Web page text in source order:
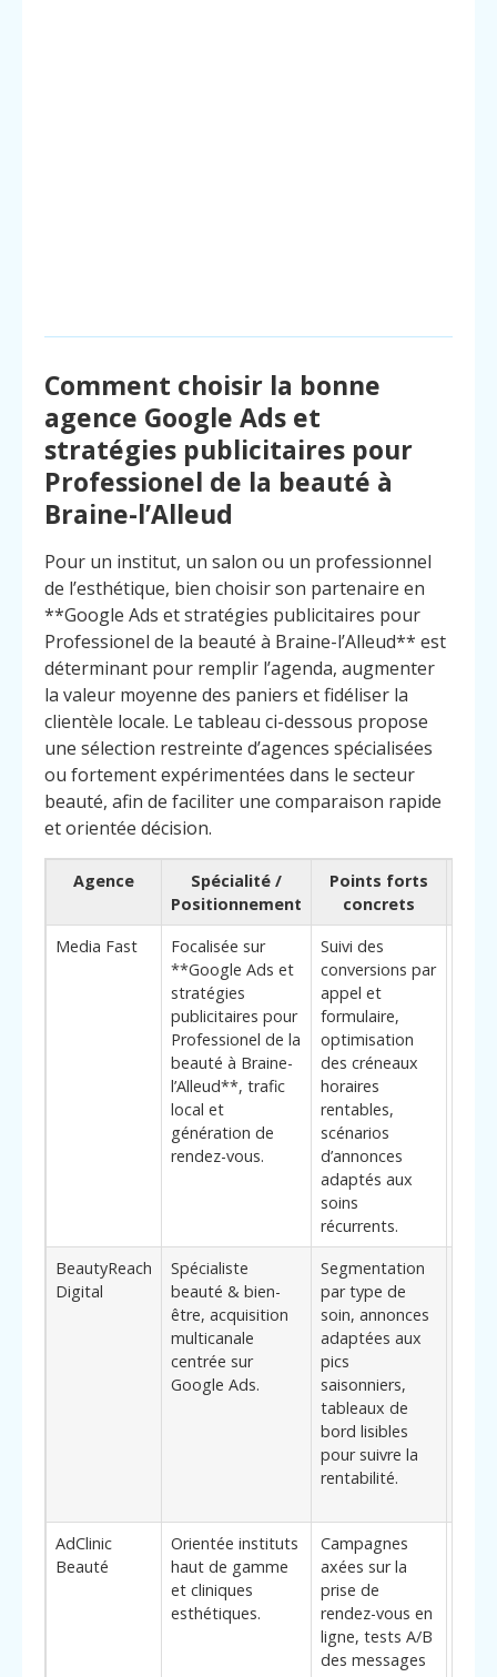
Comment choisir la bonne
agence Google Ads et
stratégies publicitaires pour
Professionel de la beauté à
Braine-l’Alleud
Pour un institut, un salon ou un professionnel
de l’esthétique, bien choisir son partenaire en
**Google Ads et stratégies publicitaires pour
Professionel de la beauté à Braine-l’Alleud** est
déterminant pour remplir l’agenda, augmenter
la valeur moyenne des paniers et fidéliser la
clientèle locale. Le tableau ci-dessous propose
une sélection restreinte d’agences spécialisées
ou fortement expérimentées dans le secteur
beauté, afin de faciliter une comparaison rapide
et orientée décision.
Agence
Spécialité /
Positionnement
Points forts
concrets
Media Fast
Focalisée sur
**Google Ads et
stratégies
publicitaires pour
Professionel de la
beauté à Braine-
l’Alleud**, trafic
local et
génération de
rendez-vous.
Suivi des
conversions par
appel et
formulaire,
optimisation
des créneaux
horaires
rentables,
scénarios
d’annonces
adaptés aux
soins
récurrents.
BeautyReach
Digital
Spécialiste
beauté & bien-
être, acquisition
multicanale
centrée sur
Google Ads.
Segmentation
par type de
soin, annonces
adaptées aux
pics
saisonniers,
tableaux de
bord lisibles
pour suivre la
rentabilité.
AdClinic
Beauté
Orientée instituts
haut de gamme
et cliniques
esthétiques.
Campagnes
axées sur la
prise de
rendez-vous en
ligne, tests A/B
des messages